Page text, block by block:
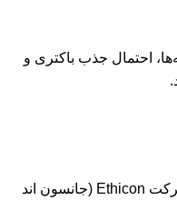
احتمال جذب باکتری و
یک نخ مصنوعی، تک‌رشته‌ای و قابل جذب است که توسط شرکت Ethicon (جانسون اند